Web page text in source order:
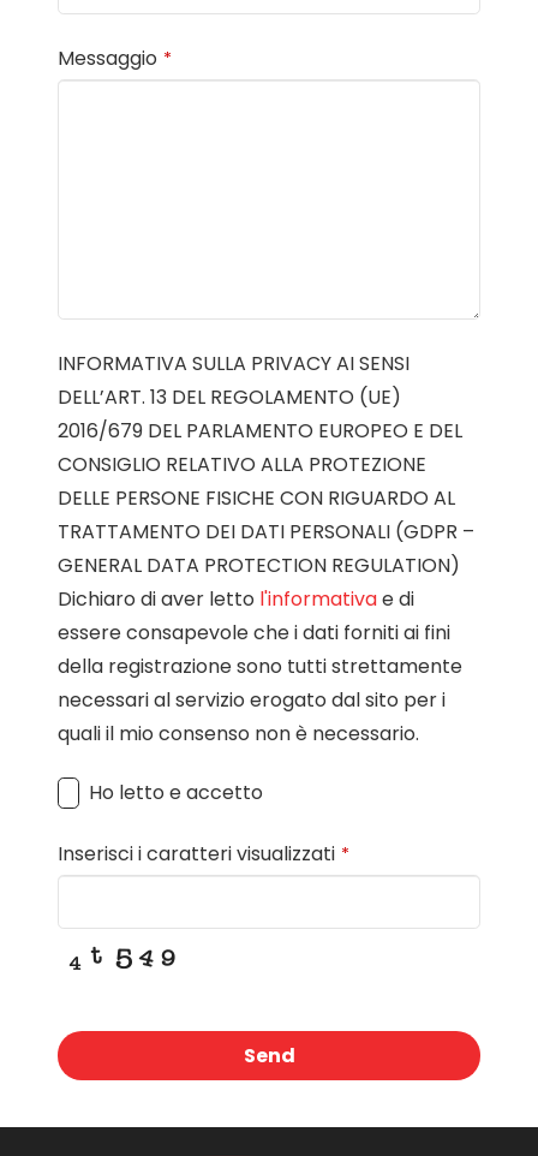
Messaggio *
INFORMATIVA SULLA PRIVACY AI SENSI
DELL’ART. 13 DEL REGOLAMENTO (UE)
2016/679 DEL PARLAMENTO EUROPEO E DEL
CONSIGLIO RELATIVO ALLA PROTEZIONE
DELLE PERSONE FISICHE CON RIGUARDO AL
TRATTAMENTO DEI DATI PERSONALI (GDPR –
GENERAL DATA PROTECTION REGULATION)
Dichiaro di aver letto l'informativae di
essere consapevole che i dati forniti ai fini
della registrazione sono tutti strettamente
necessari al servizio erogato dal sito per i
quali il mio consenso non è necessario.
Ho letto e accetto
Inserisci i caratteri visualizzati *
Send